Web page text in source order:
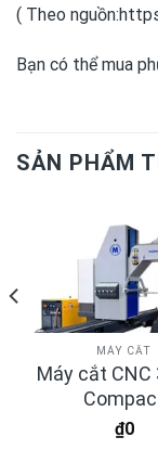
( Theo
Bạn có thể mua
SẢN PHẨM
MÁY CẮT
Máy cắt CNC
₫0